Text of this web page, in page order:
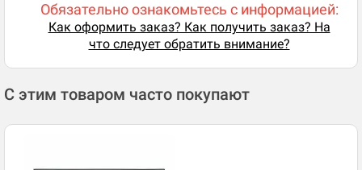
Обязательно ознакомьтесь с информацией:
Как оформить заказ? Как получить заказ? На
что следует обратить внимание?
С этим товаром часто покупают